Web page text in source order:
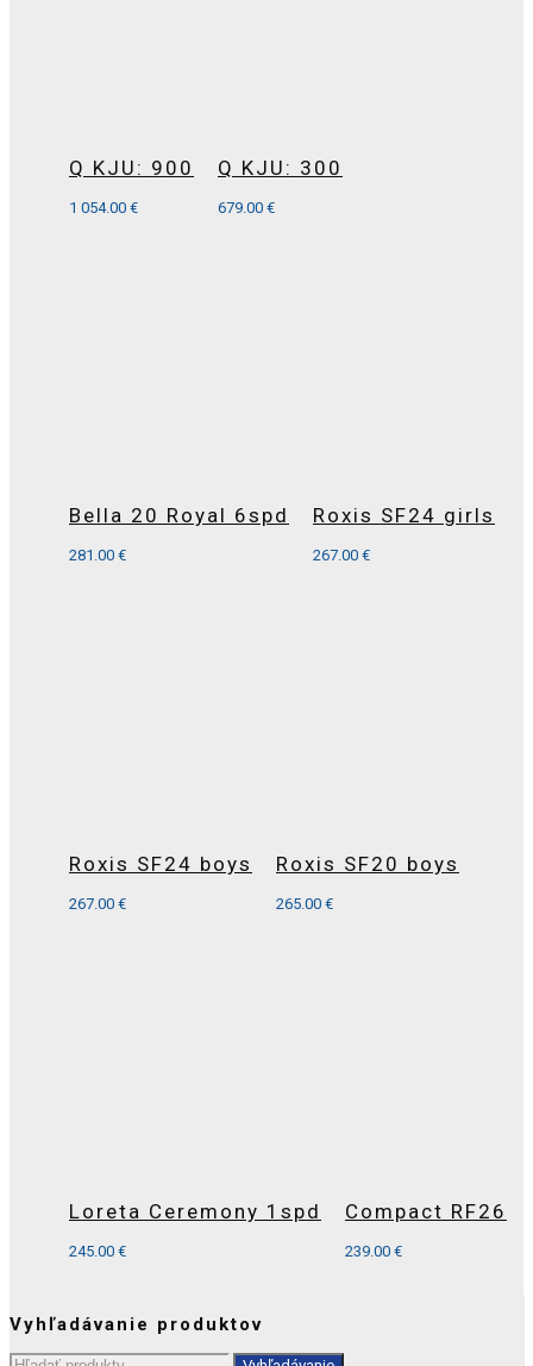
Q KJU: 900
1 054.00 €
Q KJU: 300
679.00 €
Bella 20 Royal 6spd
281.00 €
Roxis SF24 girls
267.00 €
Roxis SF24 boys
267.00 €
Roxis SF20 boys
265.00 €
Loreta Ceremony 1spd
245.00 €
Compact RF26
239.00 €
Vyhľadávanie produktov